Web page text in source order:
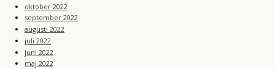
oktober 2022
september 2022
augusti 2022
juli 2022
juni 2022
maj 2022